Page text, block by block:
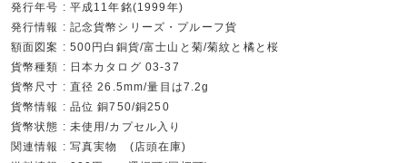
発行年号 : 平成11年銘(1999年)
発行情報 : 記念貨幣シリーズ・プルーフ貨
額面図案 : 500円白銅貨/富士山と菊/菊紋と橘と桜
貨幣種類 : 日本カタログ 03-37
貨幣尺寸 : 直径 26.5mm/量目は7.2g
貨幣情報 : 品位 銅750/銅250
貨幣状態 : 未使用/カプセル入り
関連情報 : 写真実物 (店頭在庫)